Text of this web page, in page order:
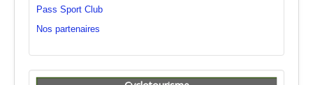
Pass Sport Club
Nos partenaires